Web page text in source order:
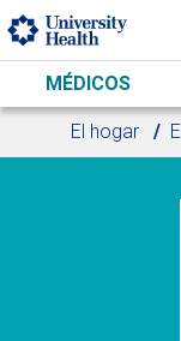
Skip to main content
MÉDICOS
El hogar